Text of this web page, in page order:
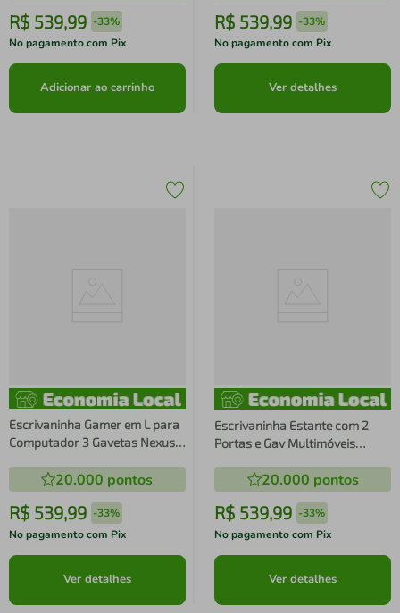
R$ 539,99 -33%
No pagamento com Pix
Adicionar ao carrinho
R$ 539,99 -33%
No pagamento com Pix
Ver detalhes
Escrivaninha Gamer em L para
Computador 3 Gavetas Nexus
20.000 pontos
R$ 539,99 -33%
No pagamento com Pix
Ver detalhes
Escrivaninha Estante com 2
Portas e Gav Multimóveis
20.000 pontos
R$ 539,99 -33%
No pagamento com Pix
Ver detalhes